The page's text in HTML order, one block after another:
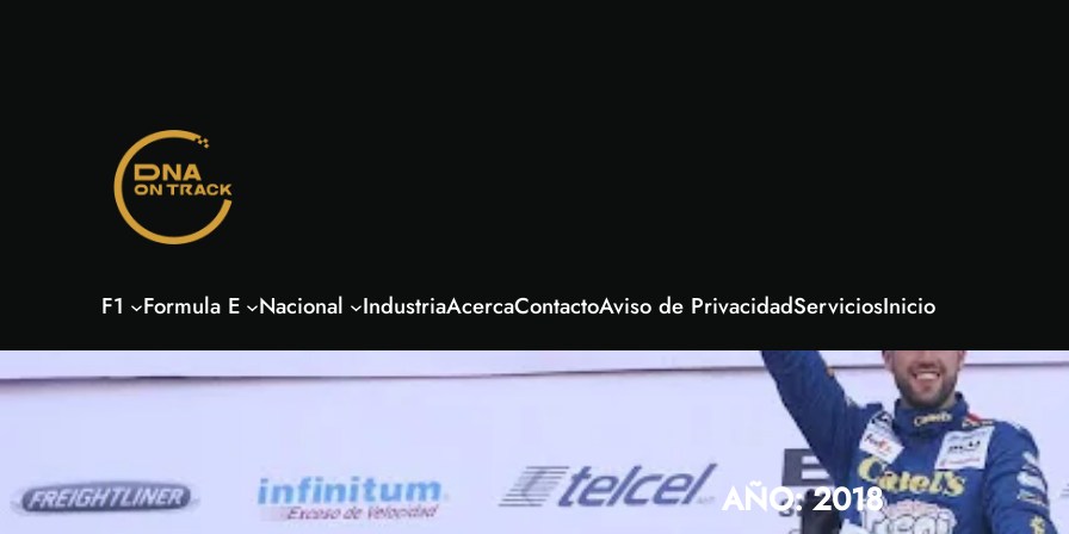
F1 Formula E Nacional IndustriaAcercaContactoAviso de PrivacidadServiciosInicio
AÑO:2018